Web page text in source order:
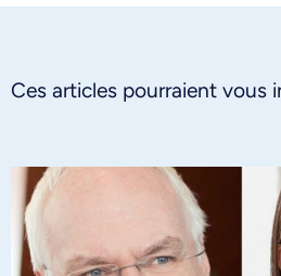
Ces articles pourraient vous